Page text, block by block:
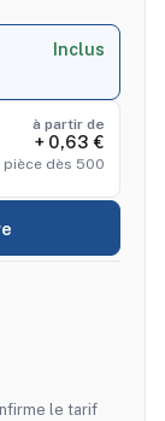
Inclus
à partir de
+ 0,63 €
pièce dès 500
le tarif